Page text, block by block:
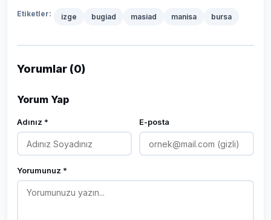
Etiketler: izge bugiad masiad manisa bursa
Yorumlar (0)
Yorum Yap
Adınız * E-posta
Yorumunuz *